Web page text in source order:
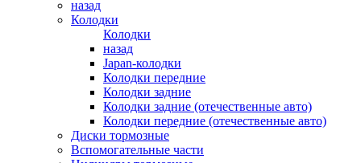
назад
Колодки
Колодки
назад
Japan-колодки
Колодки передние
Колодки задние
Колодки задние (отечественные авто)
Колодки передние (отечественные авто)
Диски тормозные
Вспомогательные части